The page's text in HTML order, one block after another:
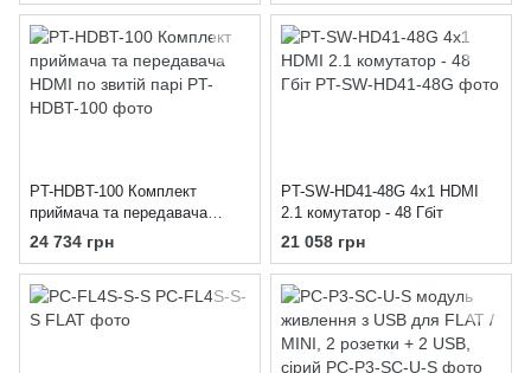
PT-HDBT-100 Комплект
приймача та передавача
HDMI по звитій парі
24 734 грн
PT-SW-HD41-48G 4x1 HDMI
2.1 комутатор - 48 Гбіт
21 058 грн